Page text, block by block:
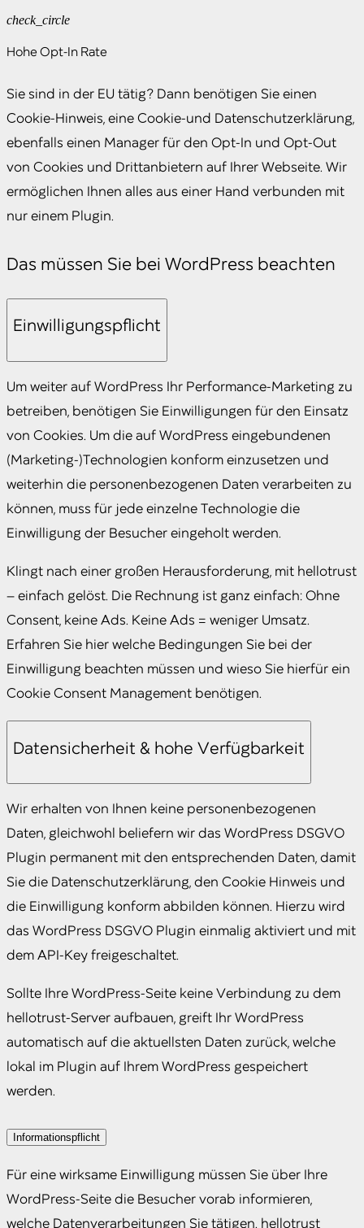
check_circle
Hohe Opt-In Rate
Sie sind in der EU tätig? Dann benötigen Sie einen
Cookie-Hinweis, eine Cookie-und Datenschutzerklärung,
ebenfalls einen Manager für den Opt-In und Opt-Out
von Cookies und Drittanbietern auf Ihrer Webseite. Wir
ermöglichen Ihnen alles aus einer Hand verbunden mit
nur einem Plugin.
Das müssen Sie bei WordPress beachten
Einwilligungspflicht
Um weiter auf WordPress Ihr Performance-Marketing zu
betreiben, benötigen Sie Einwilligungen für den Einsatz
von Cookies. Um die auf WordPress eingebundenen
(Marketing-)Technologien konform einzusetzen und
weiterhin die personenbezogenen Daten verarbeiten zu
können, muss für jede einzelne Technologie die
Einwilligung der Besucher eingeholt werden.
Klingt nach einer großen Herausforderung, mit hellotrust
– einfach gelöst. Die Rechnung ist ganz einfach: Ohne
Consent, keine Ads. Keine Ads = weniger Umsatz.
Erfahren Sie hier welche Bedingungen Sie bei der
Einwilligung beachten müssen und wieso Sie hierfür ein
Cookie Consent Management benötigen.
Datensicherheit & hohe Verfügbarkeit
Wir erhalten von Ihnen keine personenbezogenen
Daten, gleichwohl beliefern wir das WordPress DSGVO
Plugin permanent mit den entsprechenden Daten, damit
Sie die Datenschutzerklärung, den Cookie Hinweis und
die Einwilligung konform abbilden können. Hierzu wird
das WordPress DSGVO Plugin einmalig aktiviert und mit
dem API-Key freigeschaltet.
Sollte Ihre WordPress-Seite keine Verbindung zu dem
hellotrust-Server aufbauen, greift Ihr WordPress
automatisch auf die aktuellsten Daten zurück, welche
lokal im Plugin auf Ihrem WordPress gespeichert
werden.
Informationspflicht
Für eine wirksame Einwilligung müssen Sie über Ihre
WordPress-Seite die Besucher vorab informieren,
welche Datenverarbeitungen Sie tätigen. hellotrust